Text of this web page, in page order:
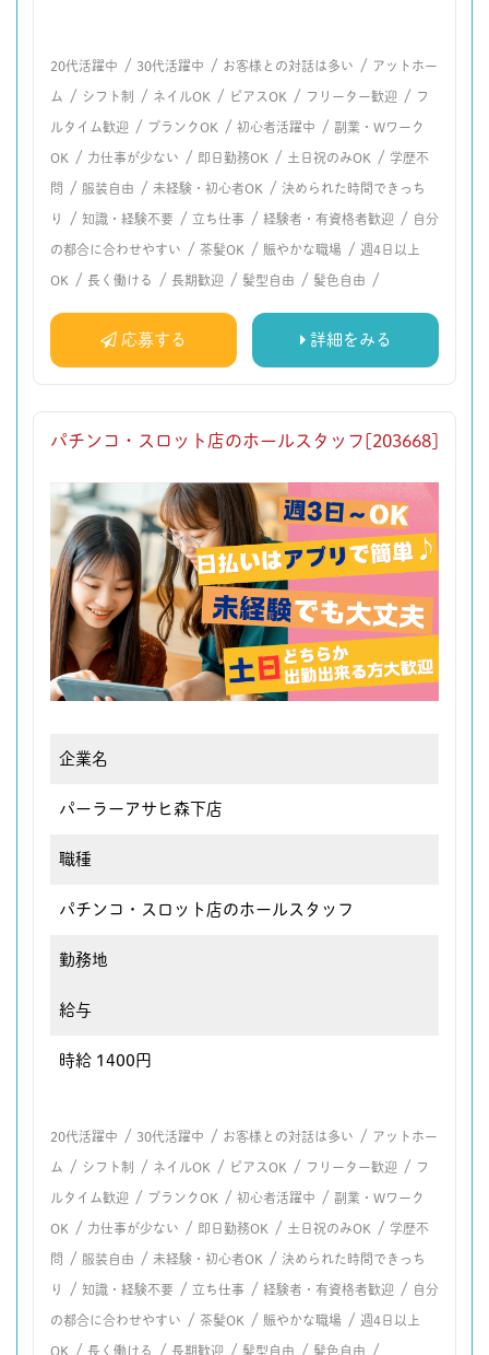
20代活躍中 / 30代活躍中 / お客様との対話は多い / アットホー
ム / シフト制 / ネイルOK / ピアスOK / フリーター歓迎 / フ
ルタイム歓迎 / ブランクOK / 初心者活躍中 / 副業・Wワーク
OK / 力仕事が少ない / 即日勤務OK / 土日祝のみOK / 学歴不
問 / 服装自由 / 未経験・初心者OK / 決められた時間できっち
り / 知識・経験不要 / 立ち仕事 / 経験者・有資格者歓迎 / 自分
の都合に合わせやすい / 茶髪OK / 賑やかな職場 / 週4日以上
OK / 長く働ける / 長期歓迎 / 髪型自由 / 髪色自由 /
応募する 詳細をみる
パチンコ・スロット店のホールスタッフ[203668]
企業名
パーラーアサヒ森下店
職種
パチンコ・スロット店のホールスタッフ
勤務地
給与
時給 1400円
20代活躍中 / 30代活躍中 / お客様との対話は多い / アットホー
ム / シフト制 / ネイルOK / ピアスOK / フリーター歓迎 / フ
ルタイム歓迎 / ブランクOK / 初心者活躍中 / 副業・Wワーク
OK / 力仕事が少ない / 即日勤務OK / 土日祝のみOK / 学歴不
問 / 服装自由 / 未経験・初心者OK / 決められた時間できっち
り / 知識・経験不要 / 立ち仕事 / 経験者・有資格者歓迎 / 自分
の都合に合わせやすい / 茶髪OK / 賑やかな職場 / 週4日以上
OK / 長く働ける / 長期歓迎 / 髪型自由 / 髪色自由 /